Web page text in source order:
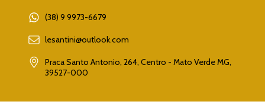
(38) 9 9973-6679
lesantini@outlook.com
Praca Santo Antonio, 264, Centro - Mato Verde MG,
39527-000